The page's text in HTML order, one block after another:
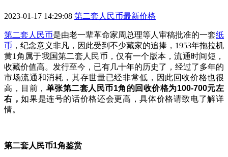
2023-01-17 14:29:08 第二套人民币最新价格
第二套人民币是由老一辈革命家周总理等人审稿批准的一套纸
币 ，纪念意义非凡，因此受到不少藏家的追捧， 1953年拖拉机
黄1角属于我国第二套人民币，仅有一个版本，流通时间短，
收藏价值高。发行至今，已有几十年的历史了，经过了多年的
市场流通和消耗，其存世量已经非常低，因此回收价格也很
高，目前， 单张第二套人民币1角的回收价格为100-700元左
右，如果是连号的话价格还会更高，具体价格请致电了解详
情。
第二套人民币1角鉴赏